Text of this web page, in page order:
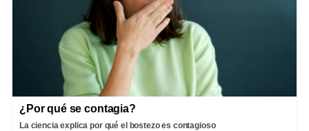
¿Por qué se contagia?
La ciencia explica por qué el bostezo es contagioso